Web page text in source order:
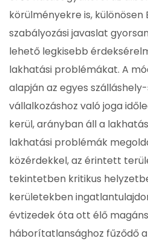
körülményekre is, különösen
szabályozási javaslat
lehető legkisebb
lakhatási problémákat. A
alapján az egyes
vállalkozáshoz való joga
kerül, arányban áll a
lakhatási problémák
közérdekkel, az érintett
tekintetben kritikus
kerületekben
évtizedek óta ott élő
háborítatlansághoz fűződő